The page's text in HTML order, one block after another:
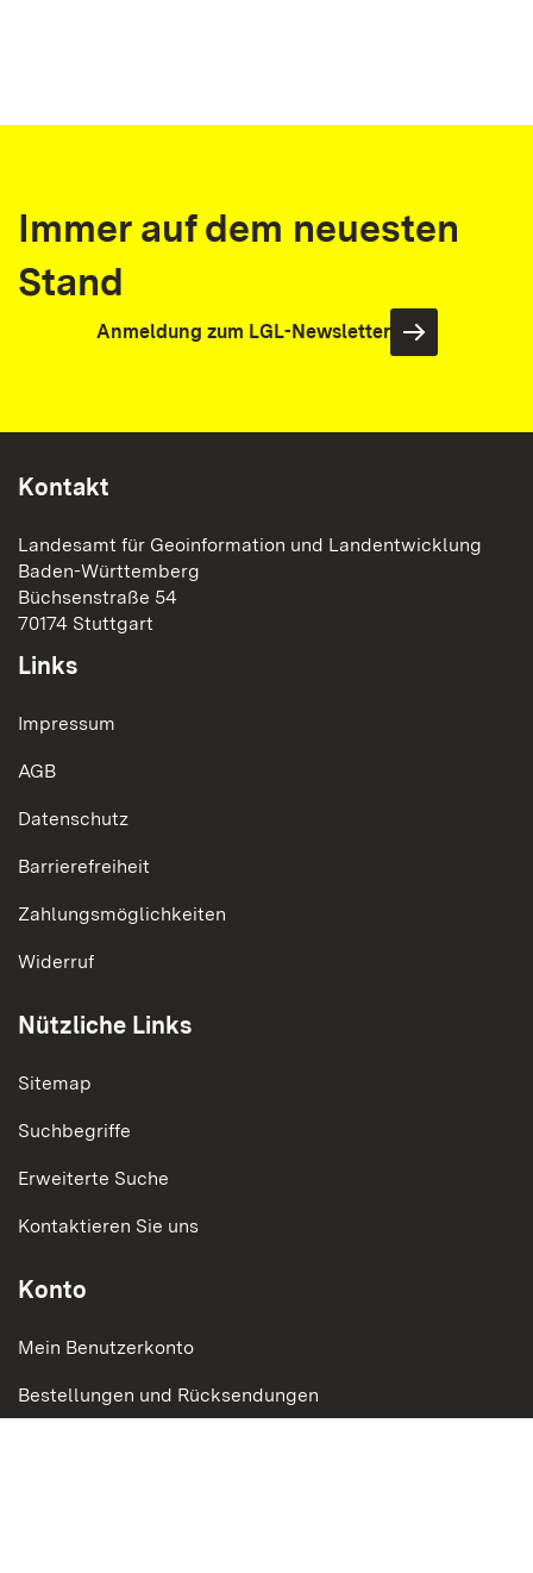
Immer auf dem neuesten
Stand
Anmeldung zum LGL-Newsletter
Kontakt
Landesamt für Geoinformation und Landentwicklung
Baden-Württemberg
Büchsenstraße 54
70174 Stuttgart
Links
Impressum
AGB
Datenschutz
Barrierefreiheit
Zahlungsmöglichkeiten
Widerruf
Nützliche Links
Sitemap
Suchbegriffe
Erweiterte Suche
Kontaktieren Sie uns
Konto
Mein Benutzerkonto
Bestellungen und Rücksendungen